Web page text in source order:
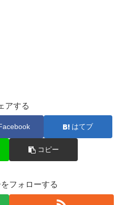
アする
はてブ
コピー
フォローする